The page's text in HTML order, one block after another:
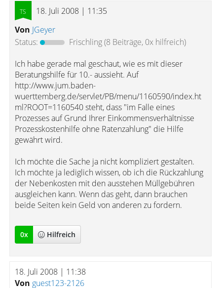
18. Juli 2008 | 11:35
Von JGeyer
Status:
Frischling(8 Beiträge, 0x hilfreich)
Ich habe gerade mal geschaut, wie es mit dieser
Beratungshilfe für 10.- aussieht. Auf
http://www.jum.baden-
wuerttemberg.de/servlet/PB/menu/1160590/index.ht
ml?ROOT=1160540 steht, dass "im Falle eines
Prozesses auf Grund Ihrer Einkommensverhältnisse
Prozesskostenhilfe ohne Ratenzahlung" die Hilfe
gewährt wird.
Ich möchte die Sache ja nicht kompliziert gestalten.
Ich möchte ja lediglich wissen, ob ich die Rückzahlung
der Nebenkosten mit den ausstehen Müllgebühren
ausgleichen kann. Wenn das geht, dann brauchen
beide Seiten kein Geld von anderen zu fordern.
0x Hilfreich
18. Juli 2008 | 11:38
Von guest123-2126